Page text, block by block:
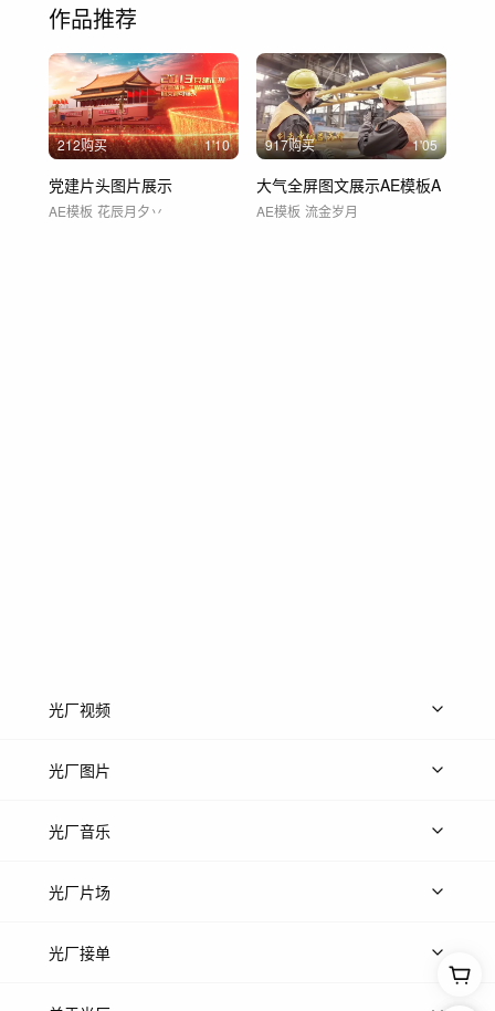
作品推荐
212购买 1'10
党建片头图片展示
AE模板 花辰月夕丷
917购买 1'05
大气全屏图文展示AE模板A
AE模板 流金岁月
光厂视频
上传视频
光厂图片
上传图片
光厂音乐
热门音乐
光厂片场
上传案例
光厂接单